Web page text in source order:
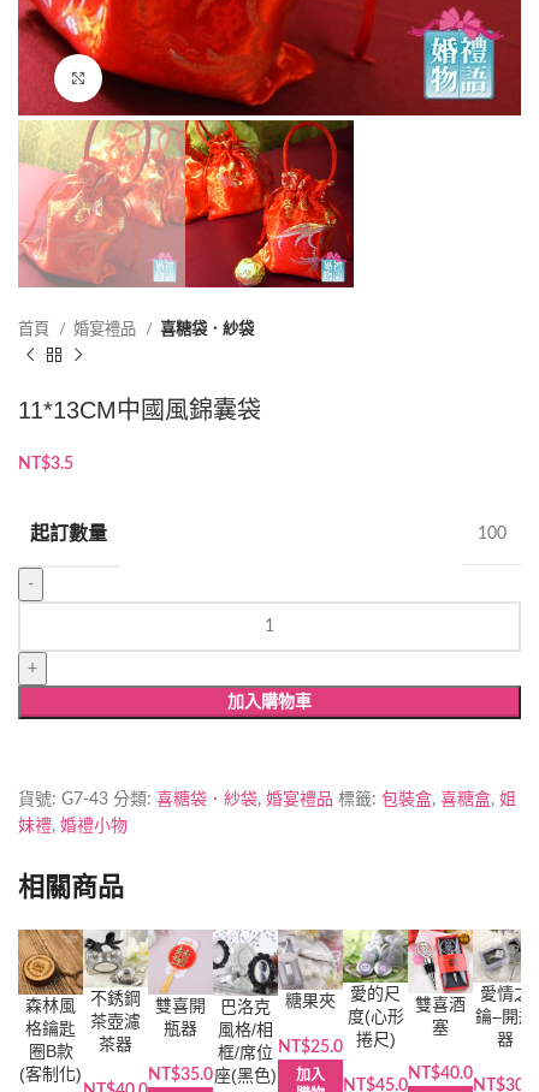
點擊放大
首頁 婚宴禮品 喜糖袋．紗袋
11*13CM中國風錦囊袋
NT$3.5
起訂數量 100
國
風
錦
數
量
加入購物車
貨號: G7-43 分類: 喜糖袋．紗袋, 婚宴禮品 標籤: 包裝盒, 喜糖盒, 姐
妹禮, 婚禮小物
相關商品
森林風
格鑰匙
圈B款
(客制化)
不銹鋼
茶壺濾
茶器
雙喜開
瓶器
NT$35.0
巴洛克
風格/相
框/席位
座(黑色)
糖果夾
NT$25.0
加入
愛的尺
度(心形
捲尺)
NT$45.0
雙喜酒
塞
NT$40.0
愛情之
鑰–開瓶
器
NT$30.0